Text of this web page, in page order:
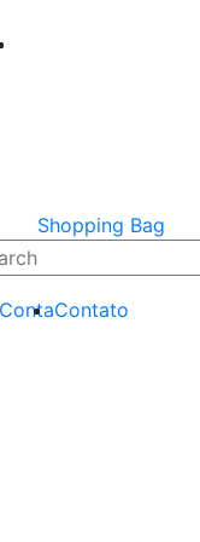
Shopping Bag
Contato